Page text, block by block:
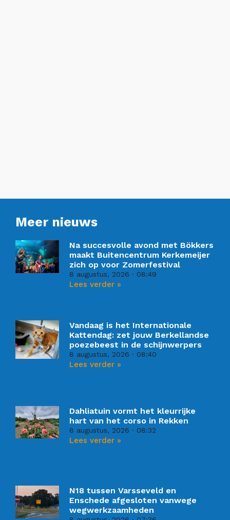
Meer nieuws
Na succesvolle avond met Bökkers
maakt Buitencentrum Kerkemeijer
zich op voor Zomerfestival
8 augustus, 2026 08:49
Lees verder »
Vandaag is het Internationale
Kattendag: zet jouw Berkellandse
poezebeest in de schijnwerpers
8 augustus, 2026 08:40
Lees verder »
Dahliatuin vormt het kleurrijke
hart van het corso in Rekken
8 augustus, 2026 08:32
Lees verder »
N18 tussen Varsseveld en
Enschede afgesloten vanwege
wegwerkzaamheden